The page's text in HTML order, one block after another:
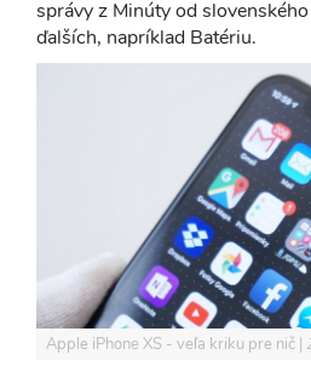
správy z Minúty od
ďalších, napríklad Batériu.
Apple iPhone XS - veľa kriku pre nič